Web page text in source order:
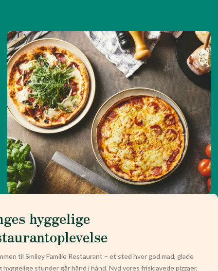
hyggelige
til Smiley Familie Restaurant – et sted hvor god mad, glade
hyggelige stunder går hånd i hånd. Nyd vores frisklavede pizzaer,